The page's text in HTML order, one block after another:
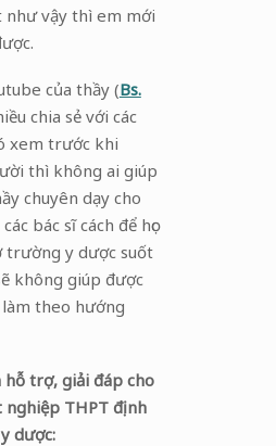
như vậy thì em mới
của thầy (Bs.
chia sẻ với các
xem trước khi
thì không ai giúp
chuyên dạy cho
bác sĩ cách để học
trường y dược suốt
không giúp được
theo hướng
trợ, giải đáp cho
nghiệp THPT định
dược: